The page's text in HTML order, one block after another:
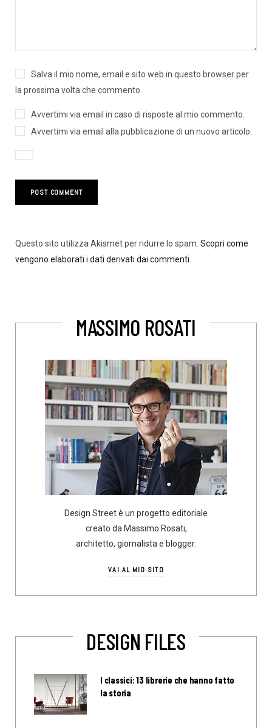
Salva il mio nome, email e sito web in questo browser per
la prossima volta che commento.
Avvertimi via email in caso di risposte al mio commento.
Avvertimi via email alla pubblicazione di un nuovo articolo.
Questo sito utilizza Akismet per ridurre lo spam. Scopri come
vengono elaborati i dati derivati dai commenti
MASSIMO ROSATI
Design Street è un progetto editoriale
creato da Massimo Rosati,
architetto, giornalista e blogger.
VAI AL MIO SITO
DESIGN FILES
I classici: 13 librerie che hanno fatto
la storia